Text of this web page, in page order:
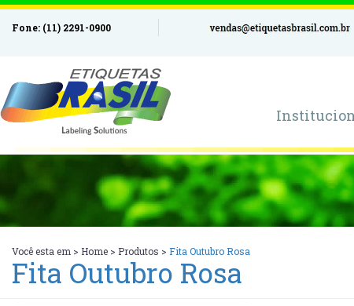
Fone: (11) 2291-0900
Você esta em > Home > Produtos > Fita Outubro Rosa
Fita Outubro Rosa